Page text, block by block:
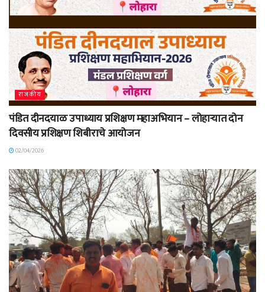
राजकीय
पंडित दीनदयाळ उपाध्याय प्रशिक्षण महाअभियान – लोहाऱ्यात दोन
दिवसीय प्रशिक्षण शिबीराचे आयोजन
02/04/2026